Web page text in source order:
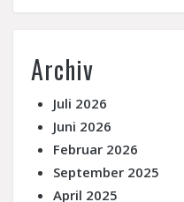
Archiv
Juli 2026
Juni 2026
Februar 2026
September 2025
April 2025